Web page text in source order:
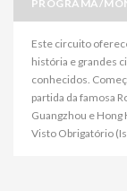
PROGRAMA/
Este circuito
história e grandes
conhecidos.
partida da famosa
Guangzhou e Hong
Visto Obrigatório